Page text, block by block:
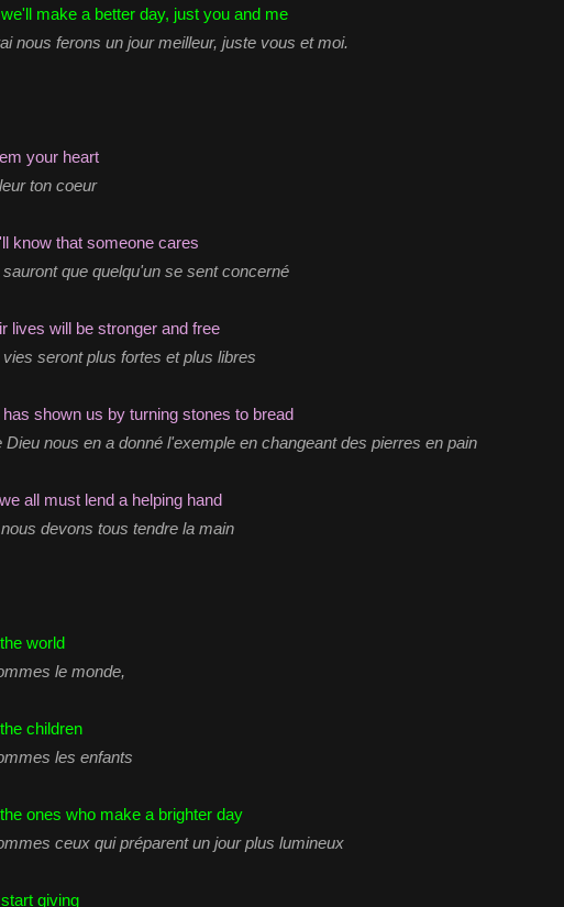
make a better day, just you and me
nous ferons un jour meilleur, juste vous et moi.
your heart
ton coeur
know that someone cares
que quelqu'un se sent concerné
lives will be stronger and free
seront plus fortes et plus libres
shown us by turning stones to bread
Dieu nous en a donné l'exemple en changeant des pierres en pain
all must lend a helping hand
devons tous tendre la main
world
le monde,
children
les enfants
ones who make a brighter day
ceux qui préparent un jour plus lumineux
giving